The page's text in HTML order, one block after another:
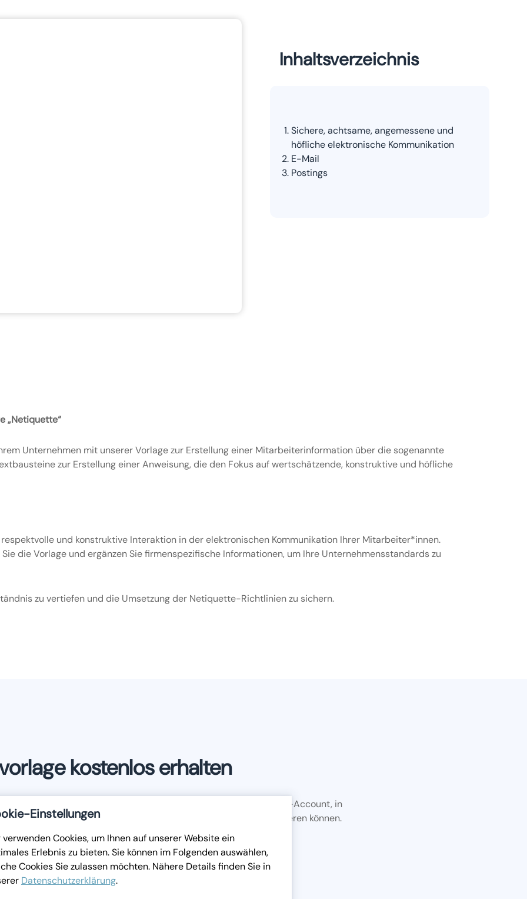
Inhaltsverzeichnis
Sichere, achtsame, angemessene und
höfliche elektronische Kommunikation
E-Mail
Postings
„Netiquette“
Unternehmen mit unserer Vorlage zur Erstellung einer Mitarbeiterinformation über die sogenannte
zur Erstellung einer Anweisung, die den Fokus auf wertschätzende, konstruktive und höfliche
respektvolle und konstruktive Interaktion in der elektronischen Kommunikation Ihrer Mitarbeiter*innen.
die Vorlage und ergänzen Sie firmenspezifische Informationen, um Ihre Unternehmensstandards zu
zu vertiefen und die Umsetzung der Netiquette-Richtlinien zu sichern.
kostenlos erhalten
Sie sich unverbindlich und kostenlos für einen LENA DEMO-Account, in
an Ihre Bedürfnisse anpassen und anschließend exportieren können.
Einstellungen
verwenden Cookies, um Ihnen auf unserer Website ein
Erlebnis zu bieten. Sie können im Folgenden auswählen,
Cookies Sie zulassen möchten. Nähere Details finden Sie in
Datenschutzerklärung.